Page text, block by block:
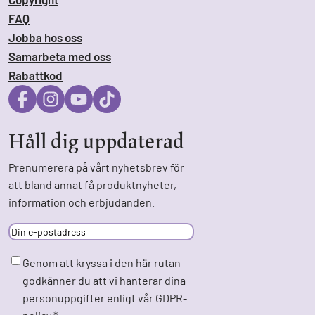
FAQ
Jobba hos oss
Samarbeta med oss
Rabattkod
Håll dig uppdaterad
Prenumerera på vårt nyhetsbrev för
att bland annat få produktnyheter,
information och erbjudanden.
E-
Samtycke*
Genom att kryssa i den här rutan
godkänner du att vi hanterar dina
personuppgifter enligt vår GDPR-